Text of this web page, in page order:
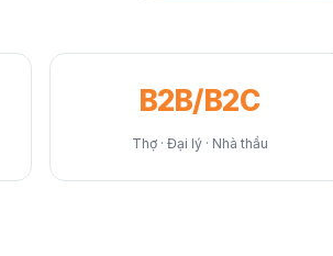
B2B/B2C
Thợ · Đại lý · Nhà thầu